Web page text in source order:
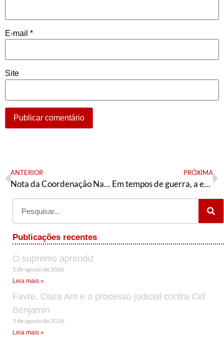
E-mail *
Site
ANTERIOR
Nota da Coordenação Nacional Sindical da Articulação de Esquerda sobre os casos de violência de gênero e assédio no SINTERO
PRÓXIMA
Em tempos de guerra, a esperança é vermelha: 13 pontos
Publicações recentes
O supremo aprendiz
5 de agosto de 2026
Leia mais »
Favre, Clara Ant e o processo judicial contra Cid
Benjamin
5 de agosto de 2026
Leia mais »